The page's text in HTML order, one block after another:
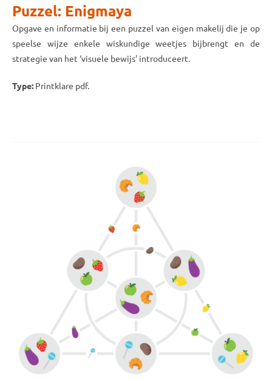
Puzzel: Enigmaya
Opgave en informatie bij een puzzel van eigen makelij die je op
speelse wijze enkele wiskundige weetjes bijbrengt en de
strategie van het ‘visuele bewijs’ introduceert.
Type: Printklare pdf.